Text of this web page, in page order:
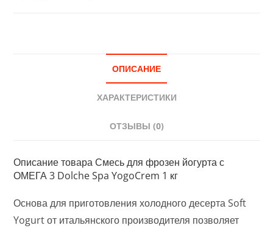
ОПИСАНИЕ
ХАРАКТЕРИСТИКИ
ОТЗЫВЫ (0)
Описание товара Смесь для фрозен йогурта с
ОМЕГА 3 Dolche Spa YogoCrem 1 кг
Основа для приготовления холодного десерта Soft
Yogurt от итальянского производителя позволяет